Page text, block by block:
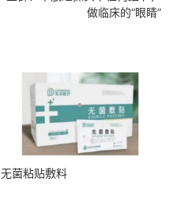
做临床的“眼睛”
无菌粘贴敷料